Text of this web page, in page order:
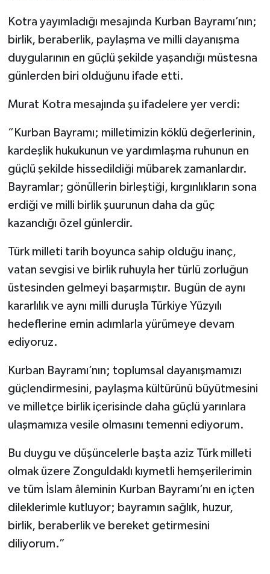
Kotra yayımladığı mesajında Kurban Bayramı’nın;
birlik, beraberlik, paylaşma ve milli dayanışma
duygularının en güçlü şekilde yaşandığı müstesna
günlerden biri olduğunu ifade etti.
Murat Kotra mesajında şu ifadelere yer verdi:
“Kurban Bayramı; milletimizin köklü değerlerinin,
kardeşlik hukukunun ve yardımlaşma ruhunun en
güçlü şekilde hissedildiği mübarek zamanlardır.
Bayramlar; gönüllerin birleştiği, kırgınlıkların sona
erdiği ve milli birlik şuurunun daha da güç
kazandığı özel günlerdir.
Türk milleti tarih boyunca sahip olduğu inanç,
vatan sevgisi ve birlik ruhuyla her türlü zorluğun
üstesinden gelmeyi başarmıştır. Bugün de aynı
kararlılık ve aynı milli duruşla Türkiye Yüzyılı
hedeflerine emin adımlarla yürümeye devam
ediyoruz.
Kurban Bayramı’nın; toplumsal dayanışmamızı
güçlendirmesini, paylaşma kültürünü büyütmesini
ve milletçe birlik içerisinde daha güçlü yarınlara
ulaşmamıza vesile olmasını temenni ediyorum.
Bu duygu ve düşüncelerle başta aziz Türk milleti
olmak üzere Zonguldaklı kıymetli hemşerilerimin
ve tüm İslam âleminin Kurban Bayramı’nı en içten
dileklerimle kutluyor; bayramın sağlık, huzur,
birlik, beraberlik ve bereket getirmesini
diliyorum.”